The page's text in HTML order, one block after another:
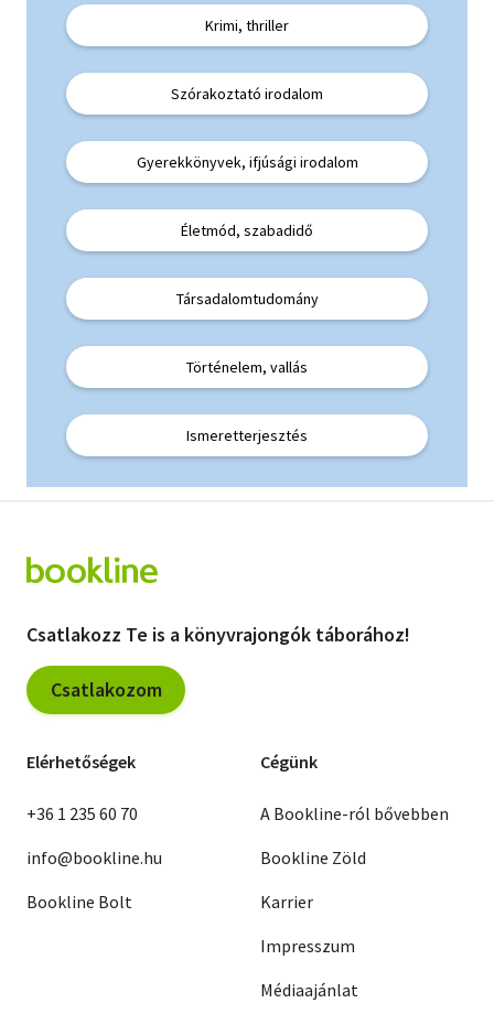
Krimi, thriller
Szórakoztató irodalom
Gyerekkönyvek, ifjúsági irodalom
Életmód, szabadidő
Társadalomtudomány
Történelem, vallás
Ismeretterjesztés
Csatlakozz Te is a könyvrajongók táborához!
Csatlakozom
Elérhetőségek
+36 1 235 60 70
info@bookline.hu
Bookline Bolt
Cégünk
A Bookline-ról bővebben
Bookline Zöld
Karrier
Impresszum
Médiaajánlat